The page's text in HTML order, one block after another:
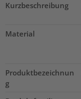
Kurzbeschreibung
Material
Produktbezeichnun
g